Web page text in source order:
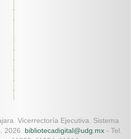
Vicerrectoría Ejecutiva. Sistema
2026. bibliotecadigital@udg.mx - Tel.